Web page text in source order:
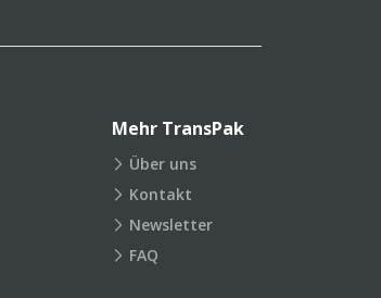
Mehr TransPak
Über uns
Kontakt
Newsletter
FAQ